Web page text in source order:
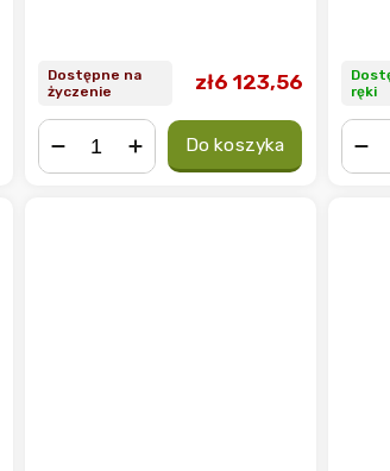
Dostępne na
życzenie
zł6 123,56
Do koszyka
ręki